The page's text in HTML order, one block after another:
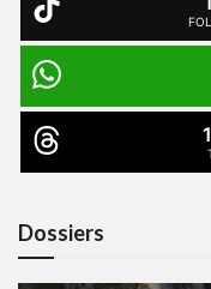
Dossiers